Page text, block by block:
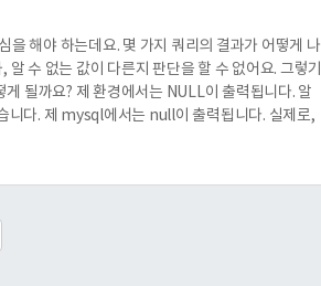
해야 하는데요. 몇 가지 쿼리의 결과가 어떻게 나
수 없는 값이 다른지 판단을 할 수 없어요. 그렇기
될까요? 제 환경에서는 NULL이 출력됩니다. 알
니다. 제 mysql에서는 null이 출력됩니다. 실제로,